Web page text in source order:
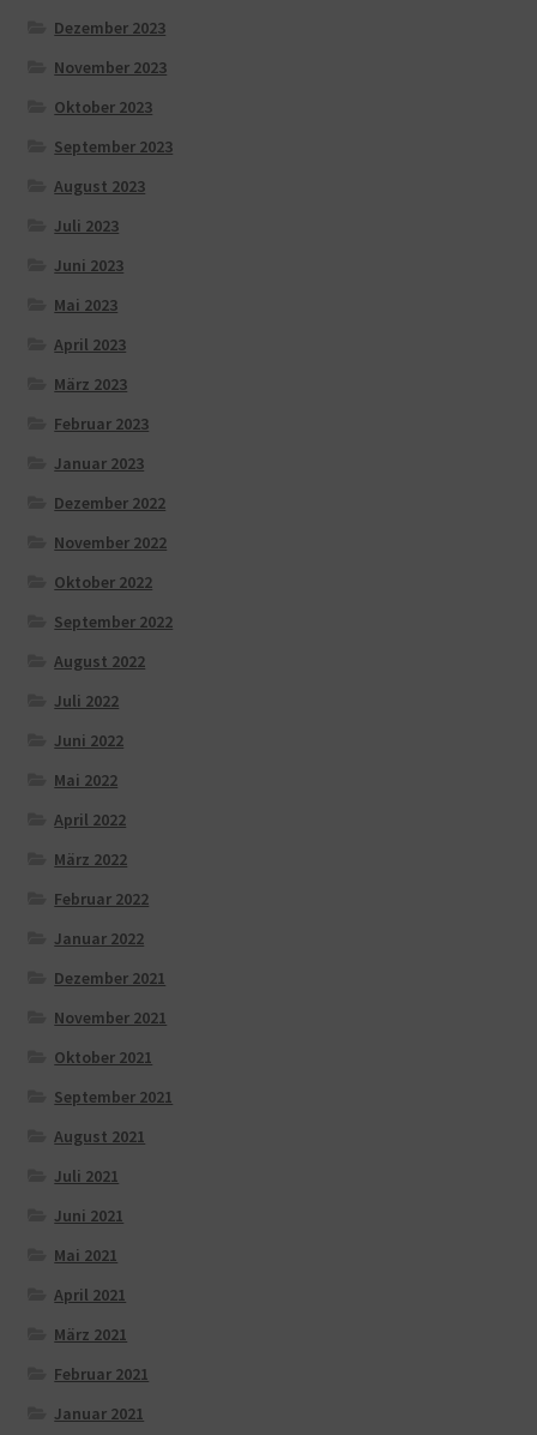
Dezember 2023
November 2023
Oktober 2023
September 2023
August 2023
Juli 2023
Juni 2023
Mai 2023
April 2023
März 2023
Februar 2023
Januar 2023
Dezember 2022
November 2022
Oktober 2022
September 2022
August 2022
Juli 2022
Juni 2022
Mai 2022
April 2022
März 2022
Februar 2022
Januar 2022
Dezember 2021
November 2021
Oktober 2021
September 2021
August 2021
Juli 2021
Juni 2021
Mai 2021
April 2021
März 2021
Februar 2021
Januar 2021